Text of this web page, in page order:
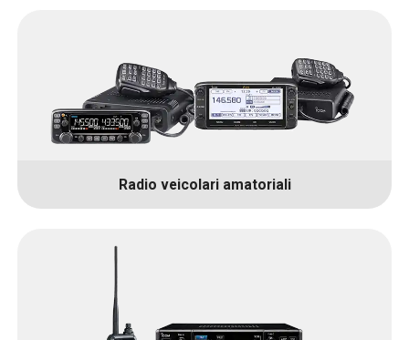
Radio veicolari amatoriali